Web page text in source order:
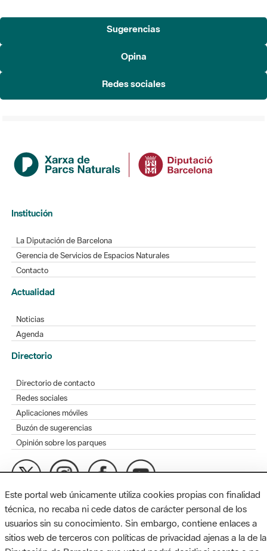
Sugerencias
Opina
Redes sociales
Institución
La Diputación de Barcelona
Gerencia de Servicios de Espacios Naturales
Contacto
Actualidad
Noticias
Agenda
Directorio
Directorio de contacto
Redes sociales
Aplicaciones móviles
Buzón de sugerencias
Opinión sobre los parques
MAPA WEB AVISO LEGAL ACCESIBILIDAD
Diputación de Barcelona. Edifici Llacuna, 1a planta. Badajoz, 49.
08005 Barcelona. Tel. 934 022 428 / xarxaparcs@diba.cat
Este portal web únicamente utiliza cookies propias con finalidad
técnica, no recaba ni cede datos de carácter personal de los
usuarios sin su conocimiento. Sin embargo, contiene enlaces a
sitios web de terceros con políticas de privacidad ajenas a la de la